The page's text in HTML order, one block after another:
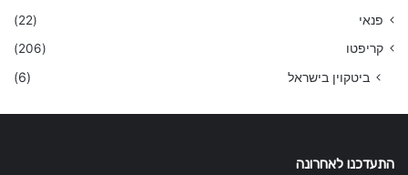
פנאי
(22)
קריפטו
(206)
ביטקוין בישראל (6)
התעדכנו לאחרונה